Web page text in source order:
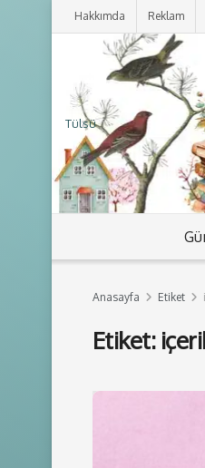
Hakkımda Reklam
Tülsü
Anasayfa Etiket
Etiket: